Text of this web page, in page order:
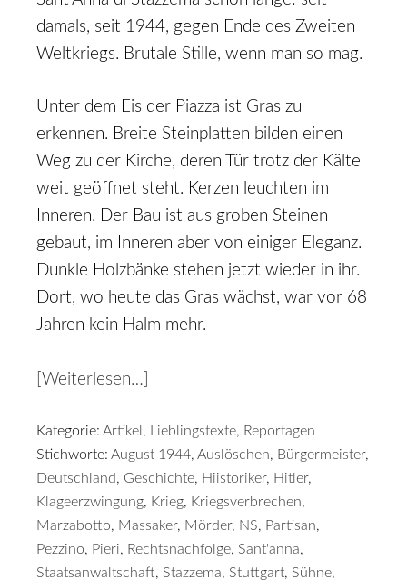
damals, seit 1944, gegen Ende des Zweiten
Weltkriegs. Brutale Stille, wenn man so mag.
Unter dem Eis der Piazza ist Gras zu
erkennen. Breite Steinplatten bilden einen
Weg zu der Kirche, deren Tür trotz der Kälte
weit geöffnet steht. Kerzen leuchten im
Inneren. Der Bau ist aus groben Steinen
gebaut, im Inneren aber von einiger Eleganz.
Dunkle Holzbänke stehen jetzt wieder in ihr.
Dort, wo heute das Gras wächst, war vor 68
Jahren kein Halm mehr.
[Weiterlesen…]
Kategorie: Artikel , Lieblingstexte, Reportagen
Stichworte: August 1944, Auslöschen, Bürgermeister,
Deutschland, Geschichte, Hiistoriker, Hitler,
Klageerzwingung, Krieg, Kriegsverbrechen,
Marzabotto, Massaker, Mörder, NS, Partisan,
Pezzino, Pieri, Rechtsnachfolge, Sant'anna,
Staatsanwaltschaft, Stazzema, Stuttgart, Sühne,